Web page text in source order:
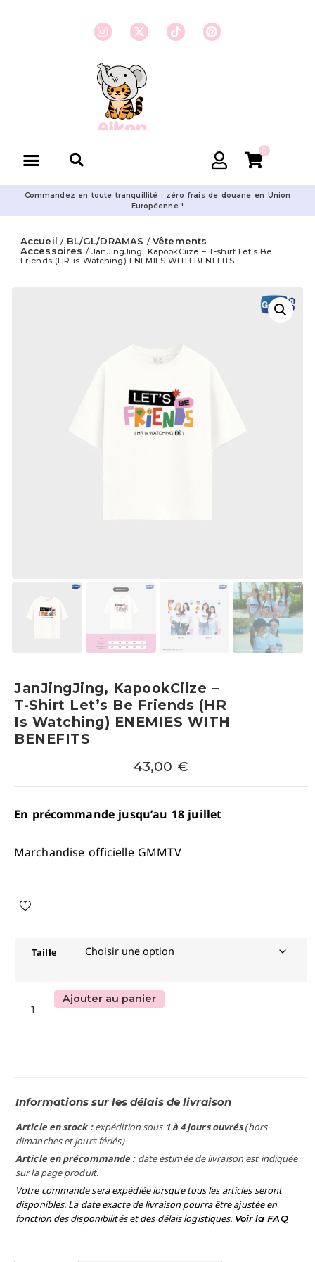
0
Commandez en toute tranquillité : zéro frais de douane en Union
Européenne !
Accueil / BL/GL/DRAMAS /Vêtements
Accessoires / JanJingJing, KapookCiize – T-shirt Let’s Be
Friends (HR is Watching) ENEMIES WITH BENEFITS
JanJingJing, KapookCiize –
T-Shirt Let’s Be Friends (HR
Is Watching) ENEMIES WITH
BENEFITS
43,00 €
En précommande jusqu’au 18 juillet
Marchandise officielle GMMTV
Taille
Ajouter au panier
Informations sur les délais de livraison
Article en stock :expédition sous 1 à 4 jours ouvrés(hors
dimanches et jours fériés)
Article en précommande : date estimée de livraison est indiquée
sur la page produit.
Votre commande sera expédiée lorsque tous les articles seront
disponibles. La date exacte de livraison pourra être ajustée en
fonction des disponibilités et des délais logistiques. Voir la FAQ